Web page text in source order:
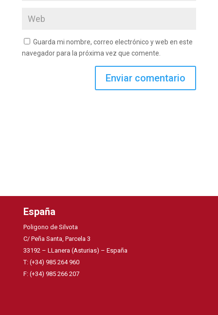
Guarda mi nombre, correo electrónico y web en este
navegador para la próxima vez que comente.
España
Poligono de Silvota
C/ Peña Santa, Parcela 3
33192 – LLanera (Asturias) – España
T: (+34) 985 264 960
F: (+34) 985 266 207